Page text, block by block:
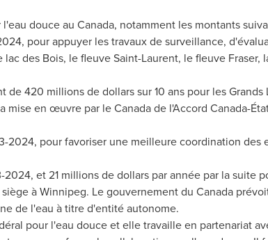
douce au Canada, notamment les montants
pour appuyer les travaux de surveillance,
lac des Bois, le fleuveSaint-Laurent, le fleuve Fraser,
420 millions de dollars sur 10 ans pour les Grands
mise en œuvre par le Canada de l'Accord Canada-
2024, pour favoriser une meilleure coordination des
2024, et21 millions de dollars par année par la suite
àWinnipeg. Le gouvernement du Canada
de l'eau à titre d'entité autonome.
pour l'eau douce et elle travaille en partenariat